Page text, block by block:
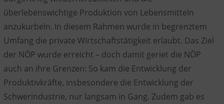
überlebenswichtige Produktion von Lebensmitteln
anzukurbeln. In diesem Rahmen wurde in begrenztem
Umfang die private Wirtschaftstätigkeit erlaubt. Das Ziel
der NÖP wurde erreicht – doch damit geriet die NÖP
auch an ihre Grenzen: So kam die Entwicklung der
Produktivkräfte, insbesondere die Entwicklung der
Schwerindustrie, nur langsam in Gang. Zudem gab es